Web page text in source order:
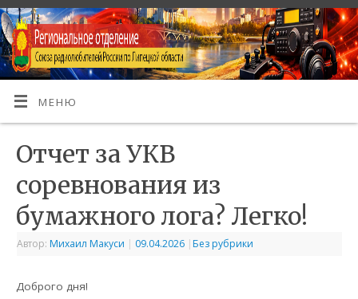
МЕНЮ
Отчет за УКВ
соревнования из
бумажного лога? Легко!
Автор: Михаил Макуси | 09.04.2026 | Без рубрики
Доброго дня!